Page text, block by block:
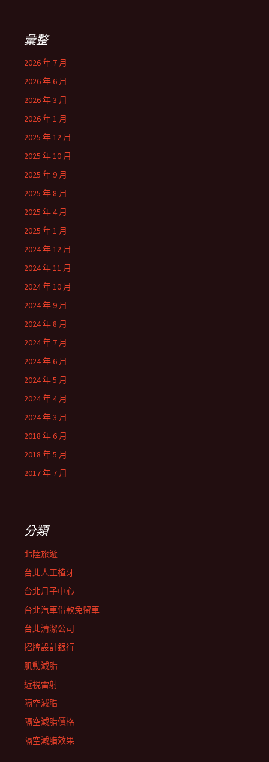
彙整
2026 年 7 月
2026 年 6 月
2026 年 3 月
2026 年 1 月
2025 年 12 月
2025 年 10 月
2025 年 9 月
2025 年 8 月
2025 年 4 月
2025 年 1 月
2024 年 12 月
2024 年 11 月
2024 年 10 月
2024 年 9 月
2024 年 8 月
2024 年 7 月
2024 年 6 月
2024 年 5 月
2024 年 4 月
2024 年 3 月
2018 年 6 月
2018 年 5 月
2017 年 7 月
分類
北陸旅遊
台北人工植牙
台北月子中心
台北汽車借款免留車
台北清潔公司
招牌設計銀行
肌動減脂
近視雷射
隔空減脂
隔空減脂價格
隔空減脂效果